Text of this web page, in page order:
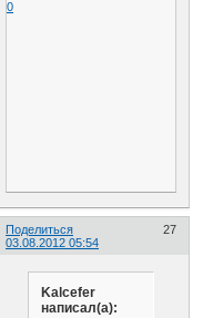
0
Поделиться
27
03.08.2012 05:54
Kalcefer
написал(а):